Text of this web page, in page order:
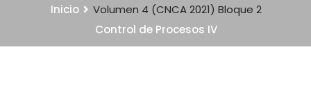
Inicio Volumen 4 (CNCA 2021) Bloque 2
Control de Procesos IV